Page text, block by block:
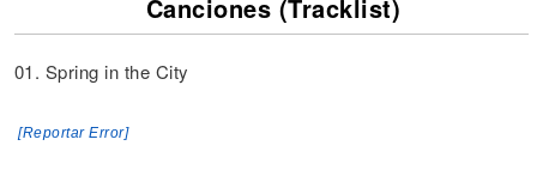
Canciones (Tracklist)
01. Spring in the City
[Reportar Error]